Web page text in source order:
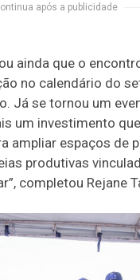
após a publicidade
ainda que o
no calendário do
Já se tornou um
um investimento
ampliar espaços de
produtivas
completou Rejane